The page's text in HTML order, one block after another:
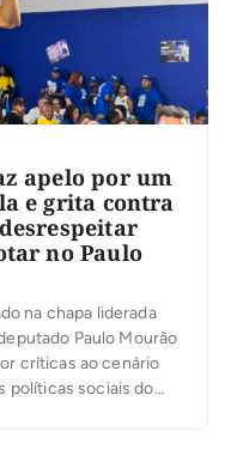
apelo por um
e grita contra
no Paulo
na chapa liderada
Paulo Mourão
críticas ao cenário
políticas sociais do